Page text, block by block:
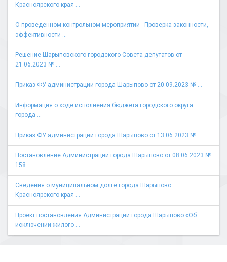
Красноярского края ...
О проведенном контрольном мероприятии - Проверка законности,
эффективности ...
Решение Шарыповского городского Совета депутатов от
21.06.2023 № ...
Приказ ФУ администрации города Шарыпово от 20.09.2023 № ...
Информация о ходе исполнения бюджета городского округа
города ...
Приказ ФУ администрации города Шарыпово от 13.06.2023 № ...
Постановление Администрации города Шарыпово от 08.06.2023 №
158 ...
Сведения о муниципальном долге города Шарыпово
Красноярского края ...
Проект постановления Администрации города Шарыпово «Об
исключении жилого ...